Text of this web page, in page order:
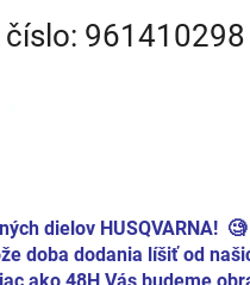
číslo: 961410298
dielov HUSQVARNA! 🧐
doba dodania líšiť od